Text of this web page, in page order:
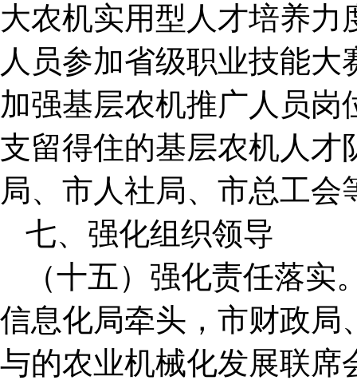
大农机实用型人才培养
人员参加省级职业技能
加强基层农机推广人员
支留得住的基层农机人才
局、市人社局、市总工会
七、强化组织领导
（十五）强化责任落
信息化局牵头，市财政局
与的农业机械化发展联席